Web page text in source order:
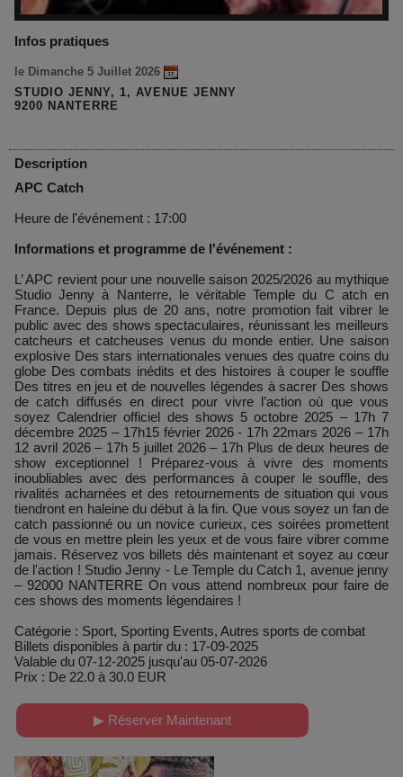
Infos pratiques
le Dimanche 5 Juillet 2026
STUDIO JENNY, 1, AVENUE JENNY
9200 NANTERRE
Description
APC Catch
Heure de l'événement : 17:00
Informations et programme de l'événement :
L’ APC revient pour une nouvelle saison 2025/2026 au mythique
Studio Jenny à Nanterre, le véritable Temple du C atch en
France. Depuis plus de 20 ans, notre promotion fait vibrer le
public avec des shows spectaculaires, réunissant les meilleurs
catcheurs et catcheuses venus du monde entier. Une saison
explosive Des stars internationales venues des quatre coins du
globe Des combats inédits et des histoires à couper le souffle
Des titres en jeu et de nouvelles légendes à sacrer Des shows
de catch diffusés en direct pour vivre l’action où que vous
soyez Calendrier officiel des shows 5 octobre 2025 – 17h 7
décembre 2025 – 17h15 février 2026 - 17h 22mars 2026 – 17h
12 avril 2026 – 17h 5 juillet 2026 – 17h Plus de deux heures de
show exceptionnel ! Préparez-vous à vivre des moments
inoubliables avec des performances à couper le souffle, des
rivalités acharnées et des retournements de situation qui vous
tiendront en haleine du début à la fin. Que vous soyez un fan de
catch passionné ou un novice curieux, ces soirées promettent
de vous en mettre plein les yeux et de vous faire vibrer comme
jamais. Réservez vos billets dès maintenant et soyez au cœur
de l'action ! Studio Jenny - Le Temple du Catch 1, avenue jenny
– 92000 NANTERRE On vous attend nombreux pour faire de
ces shows des moments légendaires !
Catégorie : Sport, Sporting Events, Autres sports de combat
Billets disponibles à partir du : 17-09-2025
Valable du 07-12-2025 jusqu'au 05-07-2026
Prix : De 22.0 à 30.0 EUR
▶ Réserver Maintenant